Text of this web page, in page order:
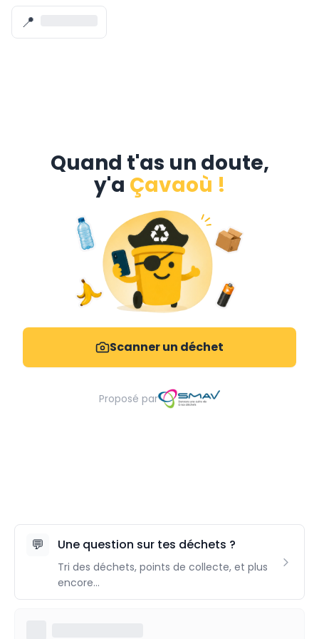
📍
Quand t'as un doute,
y'a Çavaoù !
Scanner un déchet
Proposé par
💬 Une question sur tes déchets ?
Tri des déchets, points de collecte, et plus
encore...